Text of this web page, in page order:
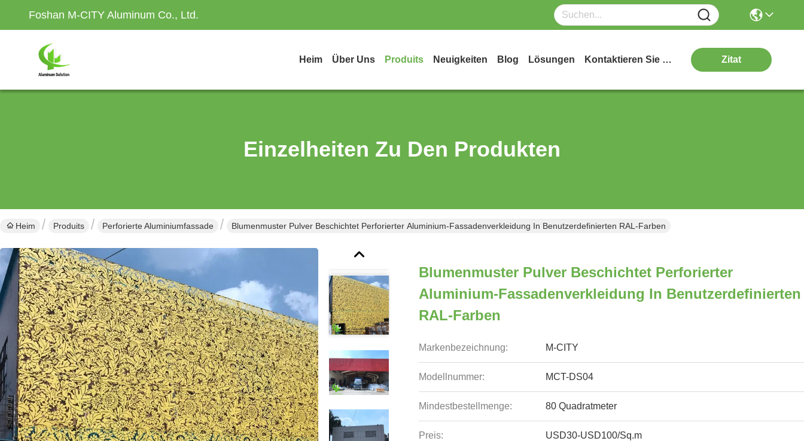
Foshan M-CITY Aluminum Co., Ltd.
Heim Über Uns Produits Neuigkeiten Blog Lösungen Kontaktieren Sie Uns Zitat
Einzelheiten Zu Den Produkten
Heim Produits Perforierte Aluminiumfassade Blumenmuster Pulver Beschichtet Perforierter Aluminium-Fassadenverkleidung In Benutzerdefinierten RAL-Farben
Blumenmuster Pulver Beschichtet Perforierter
Aluminium-Fassadenverkleidung In Benutzerdefinierten
RAL-Farben
Markenbezeichnung: M-CITY
Modellnummer: MCT-DS04
Mindestbestellmenge: 80 Quadratmeter
Preis: USD30-USD100/Sq.m